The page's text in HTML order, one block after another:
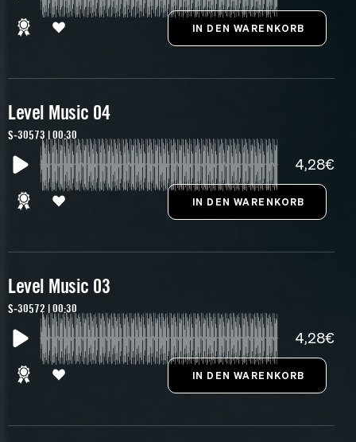
Level Music 04
S-30573 | 00:30
4,28€
Level Music 03
S-30572 | 00:30
4,28€